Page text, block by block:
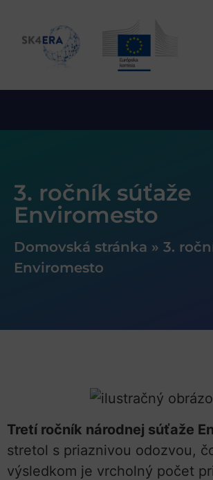
3. ročník súťaže
Enviromesto
Domovská stránka » 3.
Enviromesto
Tretí ročník národnej súťaže
stretol s priaznivou odozvou,
výsledkom je vrcholný počet